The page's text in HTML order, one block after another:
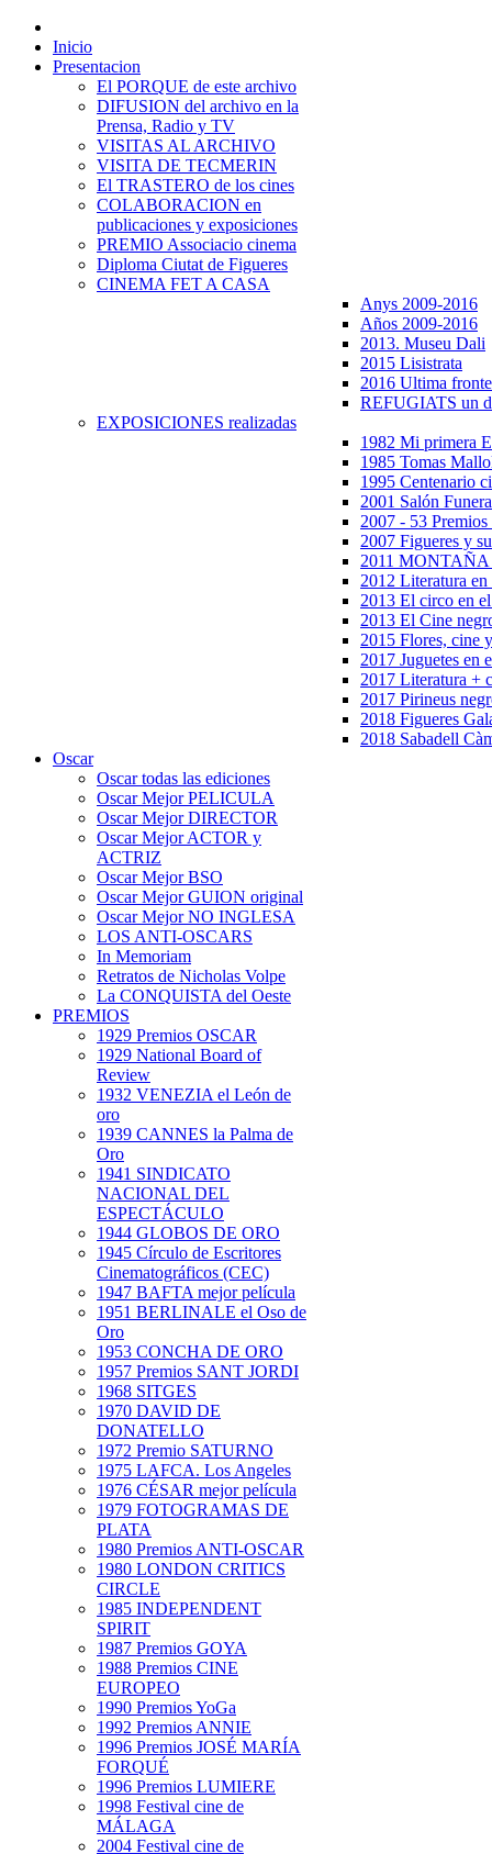
Inicio
Presentacion
El PORQUE de este archivo
DIFUSION del archivo en la
Prensa, Radio y TV
VISITAS AL ARCHIVO
VISITA DE TECMERIN
El TRASTERO de los cines
COLABORACION en
publicaciones y exposiciones
PREMIO Associacio cinema
Diploma Ciutat de Figueres
CINEMA FET A CASA
Anys 2009-2016
Años 2009-2016
2013. Museu Dali
2015 Lisistrata
2016 Ultima
REFUGIATS un
EXPOSICIONES realizadas
1982 Mi primera
1985 Tomas
1995 Centenario
2001 Salón
2007 - 53 Premios
2007 Figueres y
2011 MONTAÑA
2012 Literatura en
2013 El circo en
2013 El Cine
2015 Flores, cine
2017 Juguetes en
2017 Literatura +
2017 Pirineus
2018 Figueres
2018 Sabadell
Oscar
Oscar todas las ediciones
Oscar Mejor PELICULA
Oscar Mejor DIRECTOR
Oscar Mejor ACTOR y
ACTRIZ
Oscar Mejor BSO
Oscar Mejor GUION original
Oscar Mejor NO INGLESA
LOS ANTI-OSCARS
In Memoriam
Retratos de Nicholas Volpe
La CONQUISTA del Oeste
PREMIOS
1929 Premios OSCAR
1929 National Board of
Review
1932 VENEZIA el León de
oro
1939 CANNES la Palma de
Oro
1941 SINDICATO
NACIONAL DEL
ESPECTÁCULO
1944 GLOBOS DE ORO
1945 Círculo de Escritores
Cinematográficos (CEC)
1947 BAFTA mejor película
1951 BERLINALE el Oso de
Oro
1953 CONCHA DE ORO
1957 Premios SANT JORDI
1968 SITGES
1970 DAVID DE
DONATELLO
1972 Premio SATURNO
1975 LAFCA. Los Angeles
1976 CÉSAR mejor película
1979 FOTOGRAMAS DE
PLATA
1980 Premios ANTI-OSCAR
1980 LONDON CRITICS
CIRCLE
1985 INDEPENDENT
SPIRIT
1987 Premios GOYA
1988 Premios CINE
EUROPEO
1990 Premios YoGa
1992 Premios ANNIE
1996 Premios JOSÉ MARÍA
FORQUÉ
1996 Premios LUMIERE
1998 Festival cine de
MÁLAGA
2004 Festival cine de